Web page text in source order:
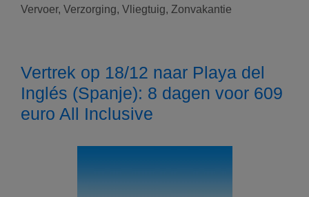
(Aruba):
1199
euro
All
Vervoer, Verzorging, Vliegtuig, Zonvakantie
Vertrek op 18/12 naar Playa del
Inglés (Spanje): 8 dagen voor 609
euro All Inclusive